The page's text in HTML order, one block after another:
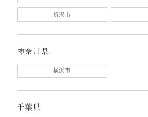
所沢市
神奈川県
横浜市
千葉県